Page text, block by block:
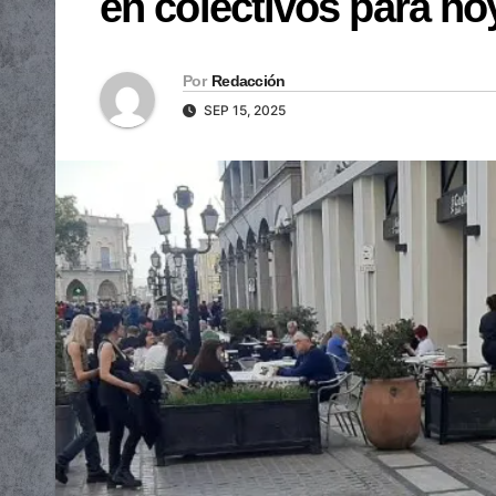
Por Redacción
SEP 15, 2025